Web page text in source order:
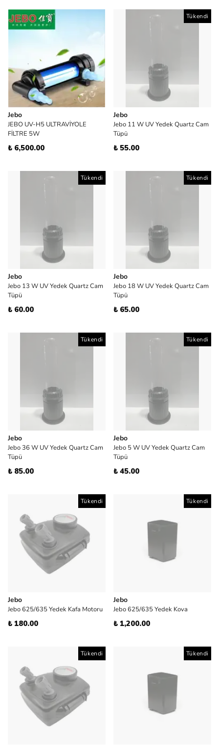
Jebo
JEBO UV-H5 ULTRAVİYOLE
FİLTRE 5W
₺ 6,500.00
Tükendi
Jebo
Jebo 11 W UV Yedek Quartz Cam
Tüpü
₺ 55.00
Tükendi
Jebo
Jebo 13 W UV Yedek Quartz Cam
Tüpü
₺ 60.00
Tükendi
Jebo
Jebo 18 W UV Yedek Quartz Cam
Tüpü
₺ 65.00
Tükendi
Jebo
Jebo 36 W UV Yedek Quartz Cam
Tüpü
₺ 85.00
Tükendi
Jebo
Jebo 5 W UV Yedek Quartz Cam
Tüpü
₺ 45.00
Tükendi
Jebo
Jebo 625/635 Yedek Kafa Motoru
₺ 180.00
Tükendi
Jebo
Jebo 625/635 Yedek Kova
₺ 1,200.00
Tükendi Tükendi